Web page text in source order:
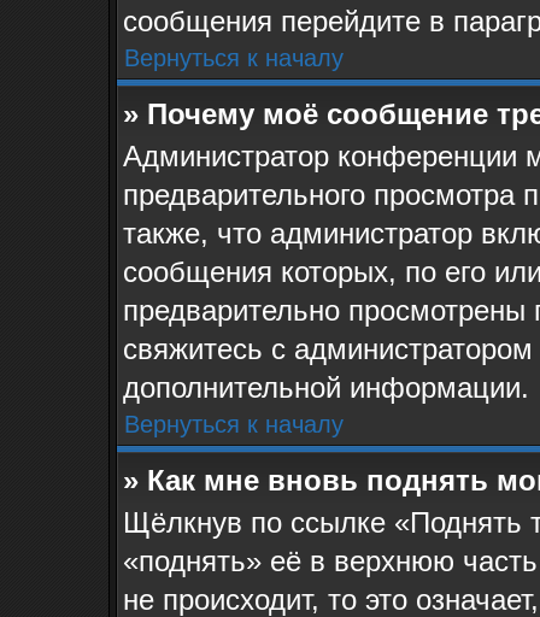
сообщения перейдите в
Вернуться к началу
» Почему моё сообщение
Администратор конференции
предварительного
также, что администратор
сообщения которых, по его
предварительно
свяжитесь с
дополнительной информации.
Вернуться к началу
» Как мне вновь поднять
Щёлкнув по ссылке «Поднять
«поднять» её в верхнюю
не происходит, то это